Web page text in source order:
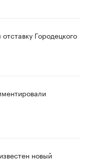
Городецкого
новый